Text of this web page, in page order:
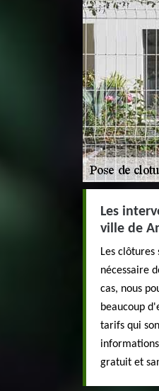
Les
ville de
Les
nécessaire
cas, nous
beaucoup
tarifs qui
gratuit et